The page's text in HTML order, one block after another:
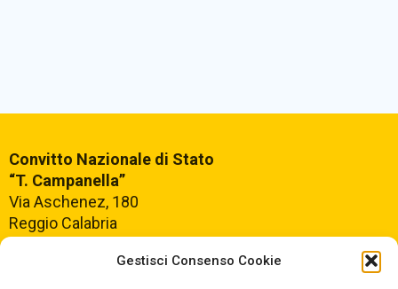
Gestisci Consenso Cookie
Convitto Nazionale di Stato
“T. Campanella”
Via Aschenez, 180
Reggio Calabria